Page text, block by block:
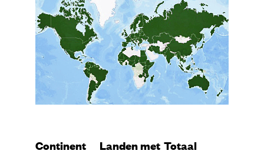
Continent
Landen met Totaal